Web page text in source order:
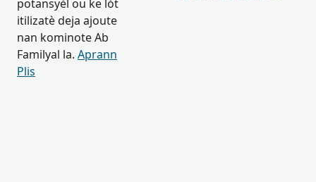
potansyèl ou ke lòt
itilizatè deja ajoute
nan kominote Ab
Familyal la. Aprann
Plis